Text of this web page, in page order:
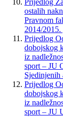
ostalih
Pravnom
2014/
Prijedlog
dobojskog
iz
sport – JU
Sjedinjenih
Prijedlog
dobojskog
iz
sport – JU